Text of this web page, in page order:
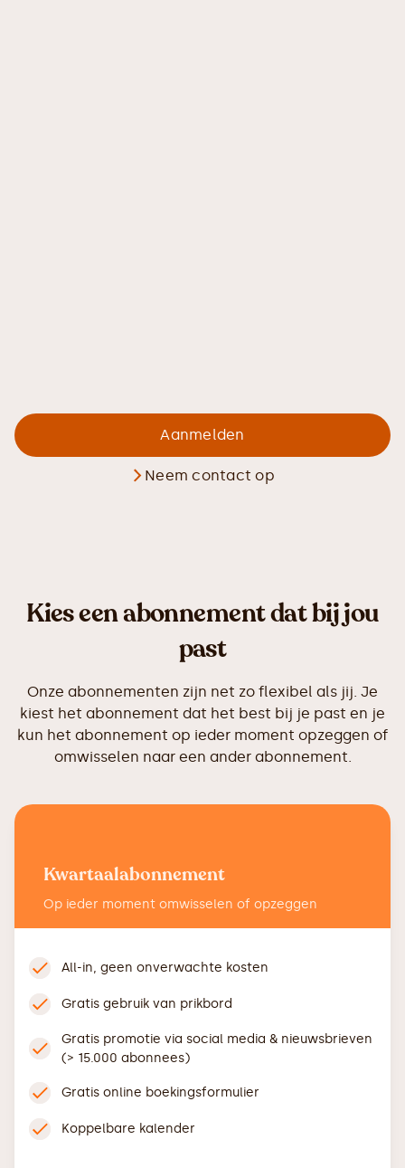
Aanmelden
Neem contact op
Kies een abonnement dat bij jou
past
Onze abonnementen zijn net zo flexibel als jij. Je
kiest het abonnement dat het best bij je past en je
kun het abonnement op ieder moment opzeggen of
omwisselen naar een ander abonnement.
Kwartaalabonnement
Op ieder moment omwisselen of opzeggen
All-in, geen onverwachte kosten
Gratis gebruik van prikbord
Gratis promotie via social media & nieuwsbrieven
(> 15.000 abonnees)
Gratis online boekingsformulier
Koppelbare kalender